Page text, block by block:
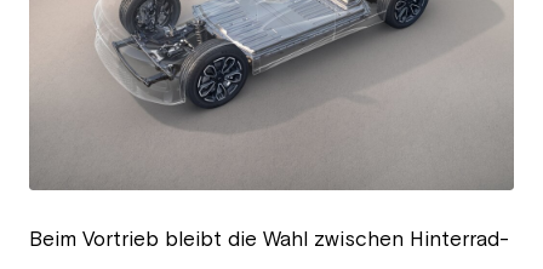
Beim Vortrieb bleibt die Wahl zwischen Hinterrad-